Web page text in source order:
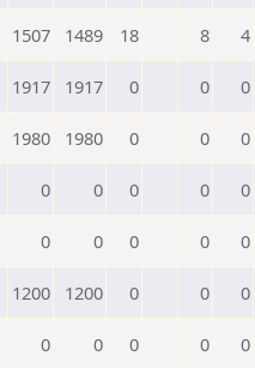
1507 1489 18 8 4
1917 1917 0 0 0
1980 1980 0 0 0
0 0 0 0 0
0 0 0 0 0
1200 1200 0 0 0
0 0 0 0 0